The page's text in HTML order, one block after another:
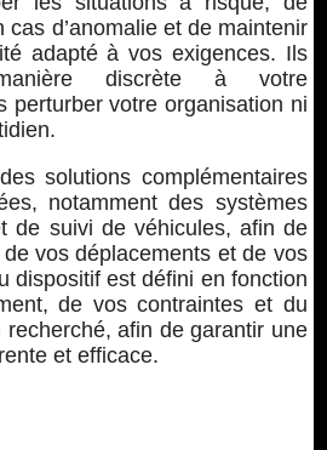
cas d’anomalie et de maintenir
adapté à vos exigences. Ils
discrète à votre
perturber votre organisation ni
solutions complémentaires
notamment des systèmes
de suivi de véhicules, afin de
vos déplacements et de vos
dispositif est défini en fonction
de vos contraintes et du
afin de garantir une
et efficace.